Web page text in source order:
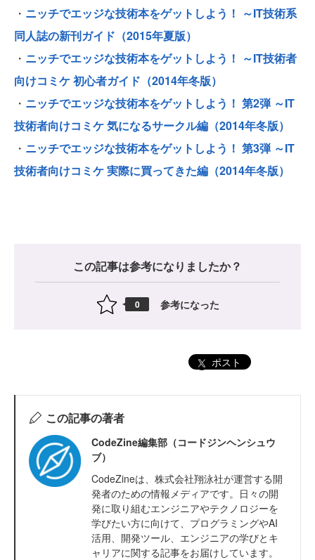
・ ニッチでエッジな技術本をゲットしよう！ ～IT技術系
同人誌の新刊ガイド（2015年夏版）
・ ニッチでエッジな技術本をゲットしよう！ ～IT技術者
向けコミケ 初心者ガイド（2014年冬版）
・ ニッチでエッジな技術本をゲットしよう！ 第2弾 ～IT
技術者向けコミケ 気になるサークル編（2014年冬版）
・ ニッチでエッジな技術本をゲットしよう！ 第3弾 ～IT
技術者向けコミケ 実際に買ってきた編（2014年冬版）
この記事は参考になりましたか？
0 参考になった
ポスト
この記事の著者
CodeZine編集部（コードジンヘンシュウ
ブ）
CodeZineは、株式会社翔泳社が運営する開
発者のための情報メディアです。日々の開
発に取り組むエンジニアやテクノロジーを
学びたい方に向けて、プログラミングやAI
活用、開発ツール、エンジニアの学びとキ
ャリアに関する記事をお届けしています。